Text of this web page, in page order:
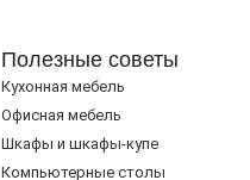
Полезные советы
Кухонная мебель
Офисная мебель
Шкафы и шкафы-купе
Компьютерные столы